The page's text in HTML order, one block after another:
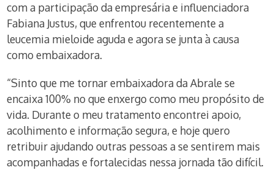
com a participação da empresária e influenciadora
Fabiana Justus, que enfrentou recentemente a
leucemia mieloide aguda e agora se junta à causa
como embaixadora.
“Sinto que me tornar embaixadora da Abrale se
encaixa 100% no que enxergo como meu propósito de
vida. Durante o meu tratamento encontrei apoio,
acolhimento e informação segura, e hoje quero
retribuir ajudando outras pessoas a se sentirem mais
acompanhadas e fortalecidas nessa jornada tão difícil.